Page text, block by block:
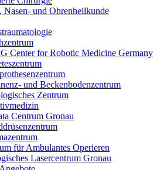
Nasen- und Ohrenheilkunde
Center for Robotic Medicine Germany
und Beckenbodenzentrum
Zentrum
Centrum Gronau
für Ambulantes Operieren
Lasercentrum Gronau